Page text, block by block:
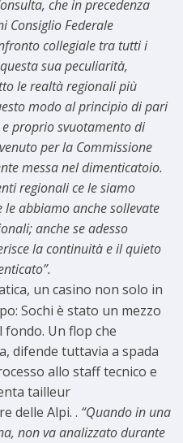
che in precedenza
Consiglio Federale
collegiale tra tutti i
sua peculiarità,
le realtà regionali più
modo al principio di pari
proprio svuotamento di
per la Commissione
messa nel dimenticatoio.
regionali ce le siamo
abbiamo anche sollevate
anche se adesso
la continuità e il quieto
un casino non solo in
Sochi è stato un mezzo
Un flop che
difende tuttavia a spada
allo staff tecnico e
delle Alpi. . “Quando in una
non va analizzato durante